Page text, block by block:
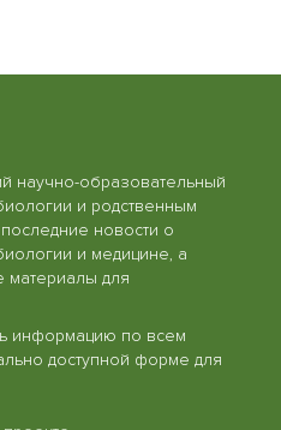
научно-образовательный
и родственным
новости о
и медицине, а
материалы для
информацию по всем
доступной форме для